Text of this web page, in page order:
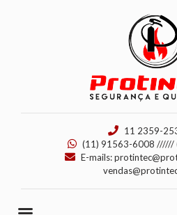
11 2359-
(11) 91563-6008 //////
E-mails: